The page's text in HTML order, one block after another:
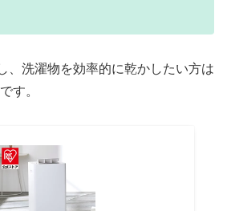
、洗濯物を効率的に乾かしたい方は
す。